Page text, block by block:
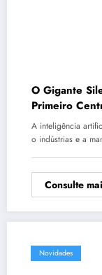
O Gigante
Primeiro
A inteligência
o indústrias e a
Consulte
Novidades